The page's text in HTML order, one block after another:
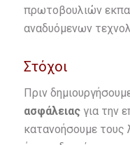
πρωτοβουλιών
αναδυόμενων
Στόχοι
Πριν
ασφάλειαςγια την
κατανοήσουμε τους